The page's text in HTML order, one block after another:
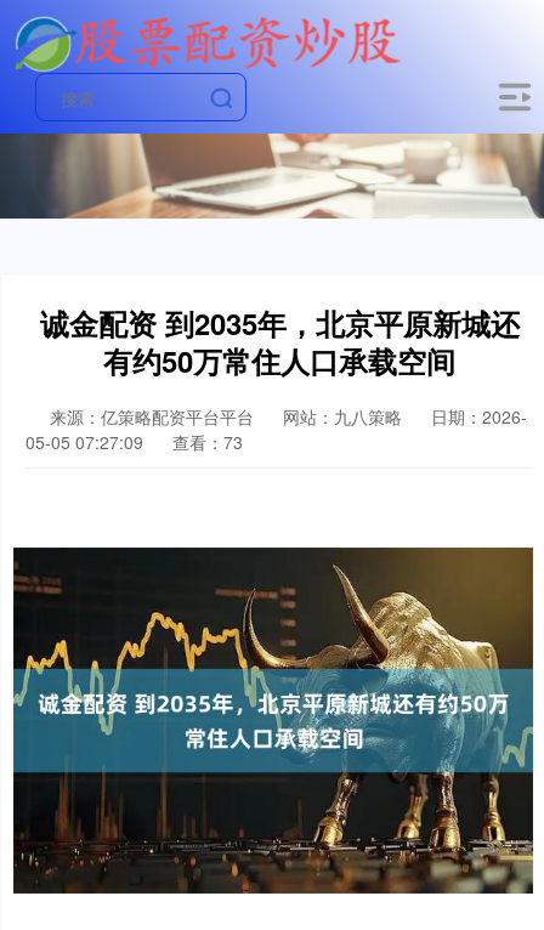
诚金配资 到2035年，北京平原新城还
有约50万常住人口承载空间
来源：亿策略配资平台平台 网站：九八策略
日期：2026-
05-05 07:27:09
查看：73